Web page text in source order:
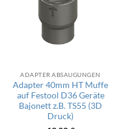
ADAPTER ABSAUGUNGEN
Adapter 40mm HT Muffe
auf Festool D36 Geräte
Bajonett z.B. TS55 (3D
Druck)